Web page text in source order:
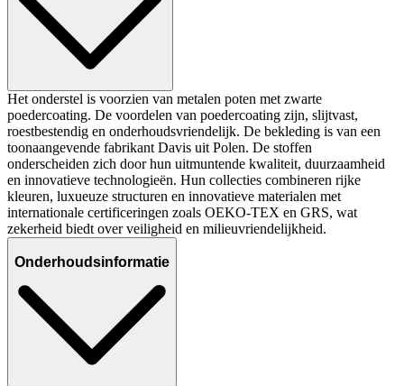
Het onderstel is voorzien van metalen poten met zwarte
poedercoating. De voordelen van poedercoating zijn, slijtvast,
roestbestendig en onderhoudsvriendelijk. De bekleding is van een
toonaangevende fabrikant Davis uit Polen. De stoffen
onderscheiden zich door hun uitmuntende kwaliteit, duurzaamheid
en innovatieve technologieën. Hun collecties combineren rijke
kleuren, luxueuze structuren en innovatieve materialen met
internationale certificeringen zoals OEKO-TEX en GRS, wat
zekerheid biedt over veiligheid en milieuvriendelijkheid.
Onderhoudsinformatie